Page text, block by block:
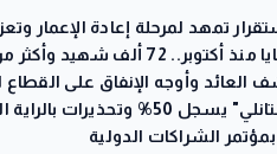
تمهد لمرحلة إعادة الإعمار
من 172 ألف مصاباً
العائد وأوجه الإنفاق على القطاع
الحمراء غربا
الشراكات الدولية